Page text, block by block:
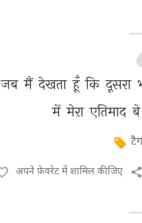
जब मैं देखता हूँ कि दूसरा
में मेरा एतिमाद
अपने फ़ेवरेट में शामिल कीजिए